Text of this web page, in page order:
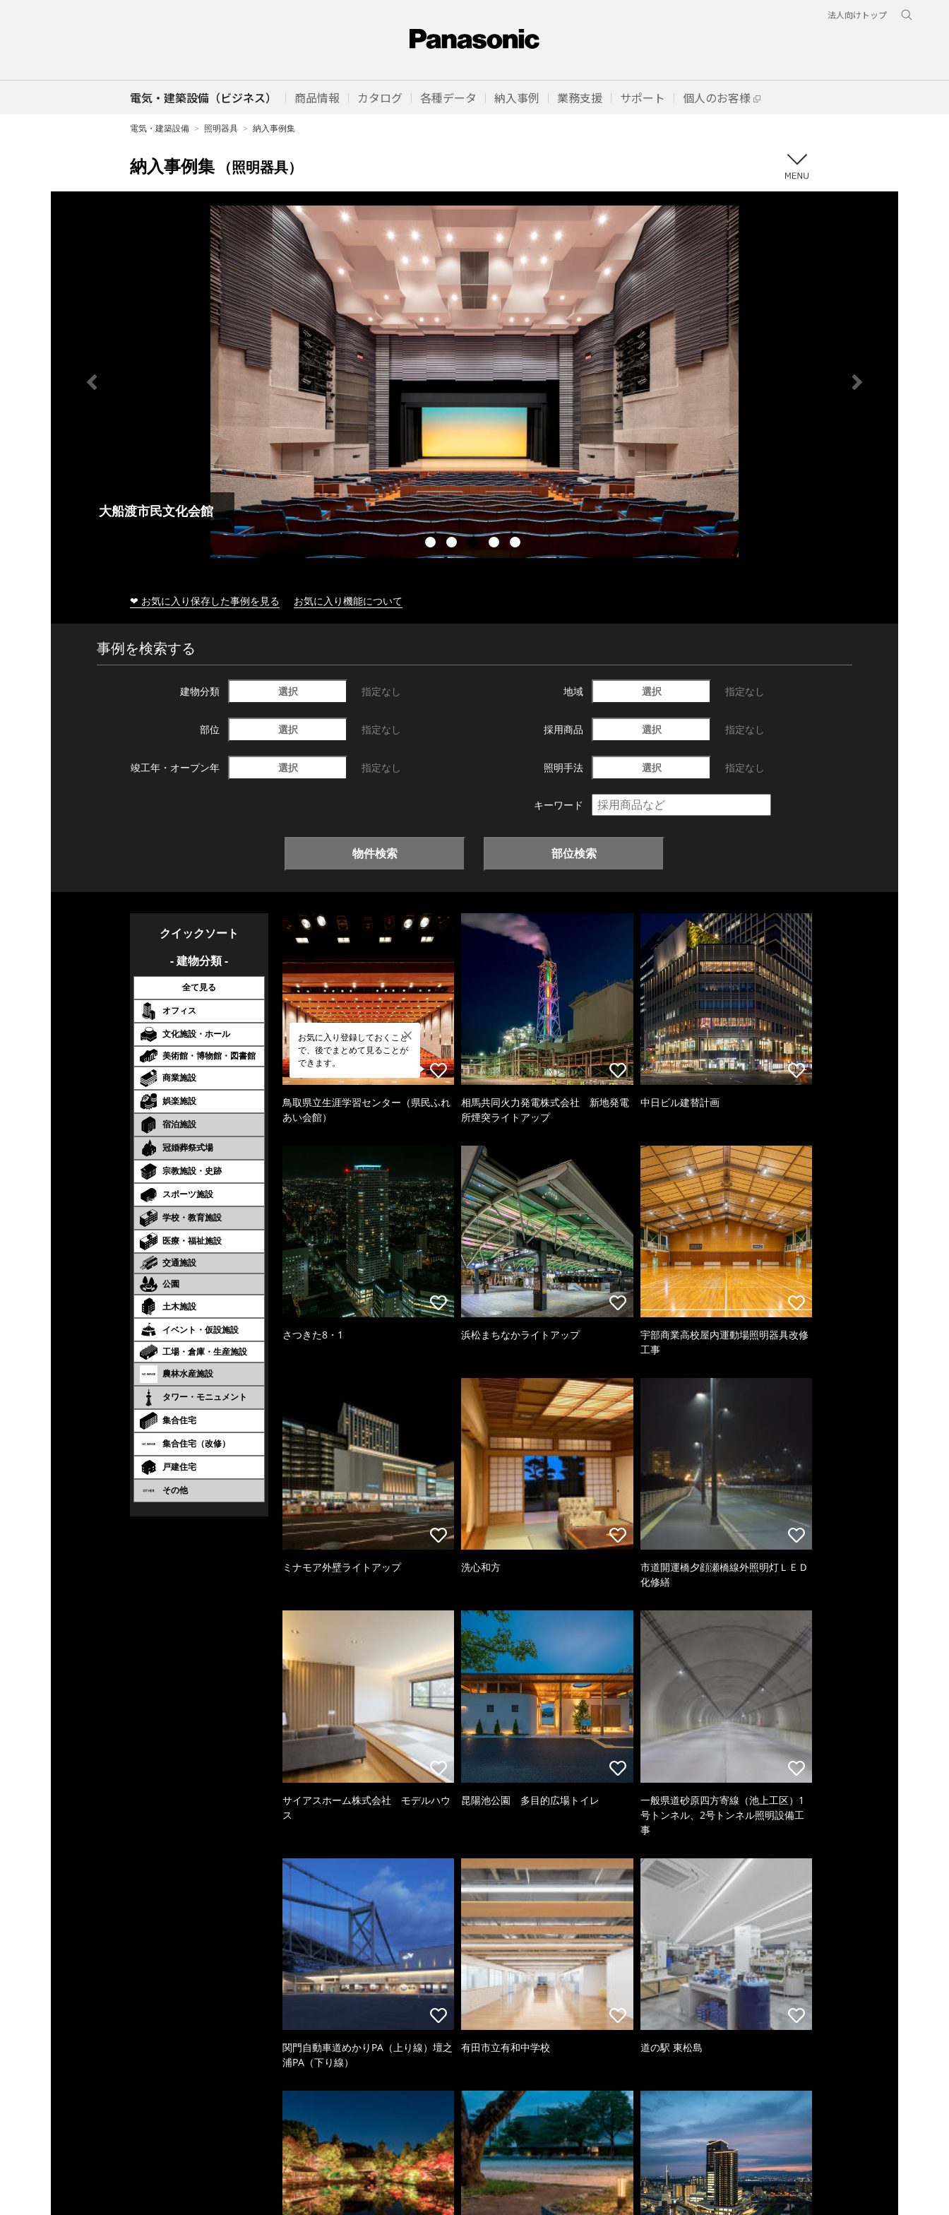
法人向けトップ
電気・建築設備（ビジネス） 商品情報 カタログ 各種データ 納入事例 業務支援 サポート 個人のお客様
電気・建築設備 照明器具 納入事例集
納入事例集 （照明器具）
大船渡市民文化会館
❤ お気に入り保存した事例を見る お気に入り機能について
事例を検索する
建物分類 選択 指定なし 地域 選択 指定なし
部位 選択 指定なし 採用商品 選択 指定なし
竣工年・ オープン年 選択 指定なし 照明手法 選択 指定なし
キーワード
物件検索 部位検索
クイックソート
- 建物分類 -
全て見る
オフィス
文化施設・ホール
美術館・博物館・図書館
商業施設
娯楽施設
宿泊施設
冠婚葬祭式場
宗教施設・史跡
スポーツ施設
学校・教育施設
医療・福祉施設
交通施設
公園
土木施設
イベント・仮設施設
工場・倉庫・生産施設
農林水産施設
タワー・モニュメント
集合住宅
集合住宅（改修）
戸建住宅
その他
お気に入り登録しておくこと
で、後でまとめて見ることが
できます。
鳥取県立生涯学習センター（県民ふれ
あい会館）
相馬共同火力発電株式会社 新地発電
所煙突ライトアップ
中日ビル建替計画
さつきた8・1 浜松まちなかライトアップ
宇部商業高校屋内運動場照明器具改修
工事
ミナモア外壁ライトアップ 洗心和方
市道開運橋夕顔瀬橋線外照明灯ＬＥＤ
化修繕
サイアスホーム株式会社 モデルハウ
ス
昆陽池公園 多目的広場トイレ
一般県道砂原四方寄線（池上工区）1
号トンネル、2号トンネル照明設備工
事
関門自動車道めかりPA（上り線）壇之
浦PA（下り線）
有田市立有和中学校 道の駅 東松島